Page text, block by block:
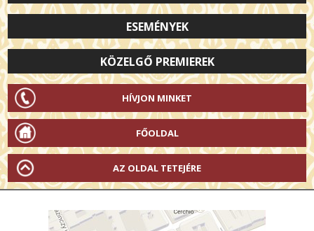
ESEMÉNYEK
KÖZELGŐ PREMIEREK
HÍVJON MINKET
FŐOLDAL
AZ OLDAL TETEJÉRE